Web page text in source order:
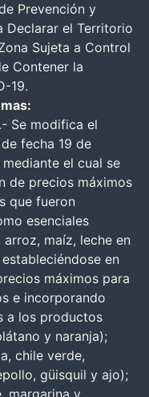
Prevención y
Declarar el Territorio
Sujeta a Control
Contener la
19.
Se modifica el
fecha 19 de
el cual se
de precios máximos
que fueron
esenciales
maíz, leche en
en
máximos para
e incorporando
a los productos
y naranja);
chile verde,
güisquil y ajo);
margarina y